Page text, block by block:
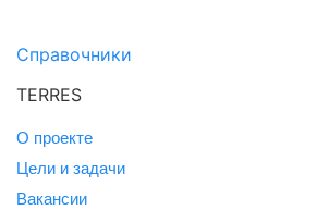
Справочники
TERRES
О проекте
Цели и задачи
Вакансии